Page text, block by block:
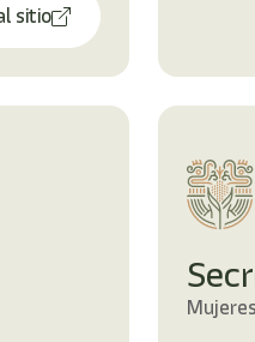
sitio
Mujeres